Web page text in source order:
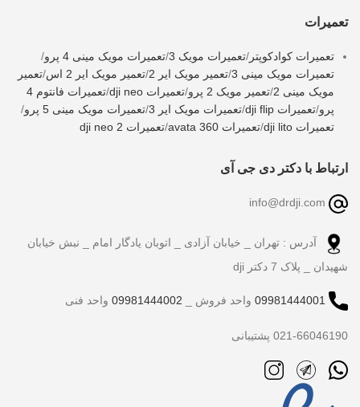
تعمیرات
تعمیرات کوادکوپتر /تعمیرات مویک 3 /تعمیرات مویک مینی 4 پرو
/
تعمیرات مویک مینی 3
/تعمیر مویک ایر 2 /تعمیر مویک ایر 2 اس /تعمیر
مویک مینی 2
/تعمیر مویک 2 پرو /تعمیرات dji neo /
تعمیرات فانتوم 4
پرو/تعمیرات dji flip /تعمیرات مویک ایر 3 /تعمیرات مویک مینی 5 پرو
/
تعمیرات dji lito
/تعمیرات avata 360 /تعمیرات dji neo 2
ارتباط با دکتر دی جی آی
آدرس : تهران _ خیابان آزادی _ اتوبان یادگار امام _ نبش خیابان
شهیدان _ پلاک 7 دکتر dji
09981444001 واحد فروش _ 09981444002 واحد فنی
021-66046190 پشتیبانی